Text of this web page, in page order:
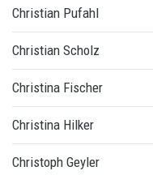
Christian Pufahl
Christian Scholz
Christina Fischer
Christina Hilker
Christoph Geyler